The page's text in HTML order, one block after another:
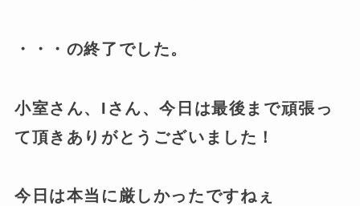
・・・の終了でした。
小室さん、Iさん、今日は最後まで頑張っ
て頂きありがとうございました！
今日は本当に厳しかったですねぇ